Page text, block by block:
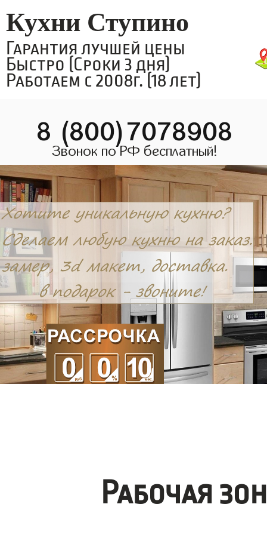
Кухни Ступино
Гарантия лучшей цены
Быстро (Сроки 3 дня)
Работаем с 2008г. (18 лет)
8 (800)7078908
Звонок по РФ бесплатный!
Рабочая